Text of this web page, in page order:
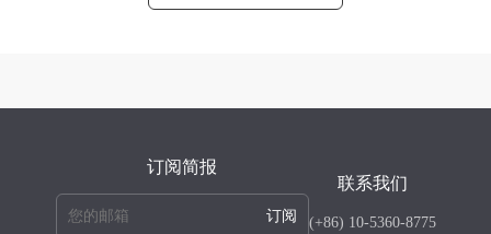
订阅简报
订阅
联系我们
(+86) 10-5360-8775